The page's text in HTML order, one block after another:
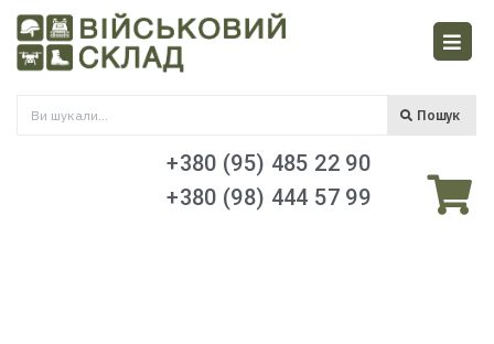
Пошук
+380 (95) 485 22 90
+380 (98) 444 57 99